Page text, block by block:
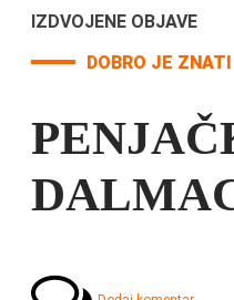
IZDVOJENE OBJAVE
DOBRO JE ZNATI